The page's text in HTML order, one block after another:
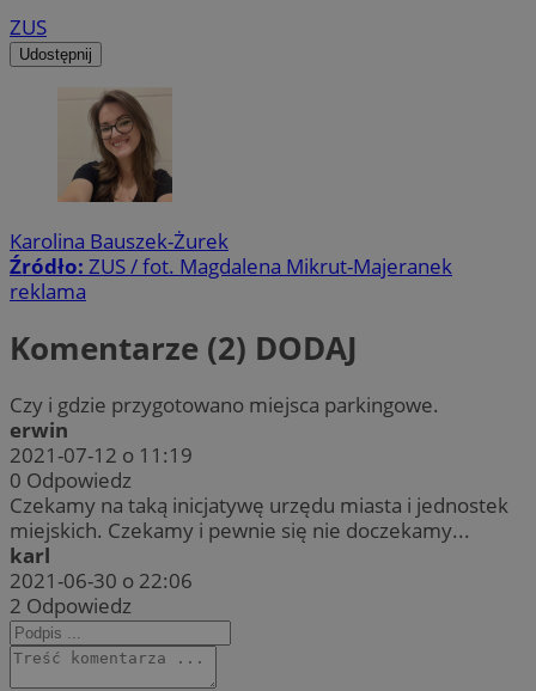
ZUS
Udostępnij
Karolina Bauszek-Żurek
Źródło: ZUS / fot. Magdalena Mikrut-Majeranek
reklama
Komentarze (2) DODAJ
Czy i gdzie przygotowano miejsca parkingowe.
erwin
2021-07-12 o 11:19
0 Odpowiedz
Czekamy na taką inicjatywę urzędu miasta i jednostek
miejskich. Czekamy i pewnie się nie doczekamy...
karl
2021-06-30 o 22:06
2 Odpowiedz